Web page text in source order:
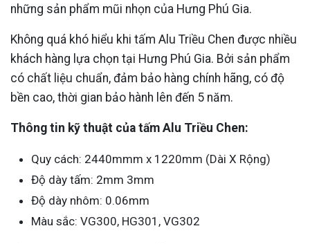
những sản phẩm mũi nhọn của Hưng Phú Gia.
Không quá khó hiểu khi tấm Alu Triều Chen được nhiều
khách hàng lựa chọn tại Hưng Phú Gia. Bởi sản phẩm
có chất liệu chuẩn, đảm bảo hàng chính hãng, có độ
bền cao, thời gian bảo hành lên đến 5 năm.
Thông tin kỹ thuật của tấm Alu Triều Chen:
Quy cách: 2440mmm x 1220mm (Dài X Rộng)
Độ dày tấm: 2mm 3mm
Độ dày nhôm: 0.06mm
Màu sắc: VG300, HG301, VG302